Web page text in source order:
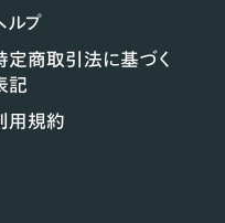
ルプ
定商取引法に基づく
記
用規約